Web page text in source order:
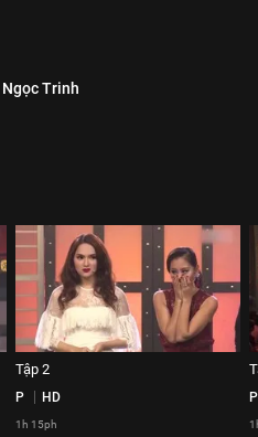
Ngọc Trinh
Tập 2
P HD
1h 15ph
P